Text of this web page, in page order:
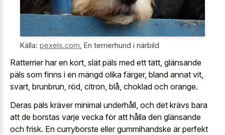
Källa: pexels.com En terrierhund i närbild
Ratterrier har en kort, slät päls med ett tätt, glänsande
päls som finns i en mängd olika färger, bland annat vit,
svart, brunbrun, röd, citron, blå, choklad och orange.
Deras päls kräver minimal underhåll, och det krävs bara
att de borstas varje vecka för att hålla den glänsande
och frisk. En curryborste eller gummihandske är perfekt